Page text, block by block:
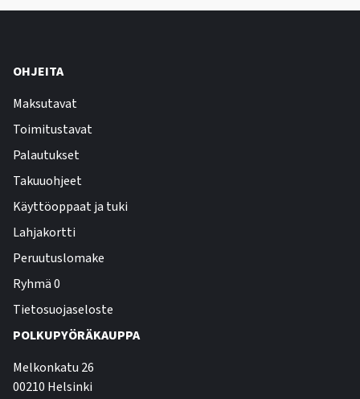
OHJEITA
Maksutavat
Toimitustavat
Palautukset
Takuuohjeet
Käyttöoppaat ja tuki
Lahjakortti
Peruutuslomake
Ryhmä 0
Tietosuojaseloste
POLKUPYÖRÄKAUPPA
Melkonkatu 26
00210 Helsinki